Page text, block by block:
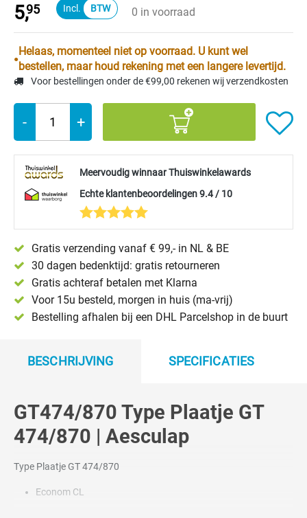
5,95 0 in voorraad
Helaas, momenteel niet op voorraad. U kunt wel
bestellen, maar houd rekening met een langere levertijd.
Voor bestellingen onder de €99,00 rekenen wij verzendkosten
- +
Meervoudig winnaar Thuiswinkelawards
Echte klantenbeoordelingen 9.4 / 10
Gratis verzending vanaf € 99,- in NL & BE
30 dagen bedenktijd: gratis retourneren
Gratis achteraf betalen met Klarna
Voor 15u besteld, morgen in huis (ma-vrij)
Bestelling afhalen bij een DHL Parcelshop in de buurt
BESCHRIJVING SPECIFICATIES
GT474/870 Type Plaatje GT
474/870 | Aesculap
Type Plaatje GT 474/870
Econom CL